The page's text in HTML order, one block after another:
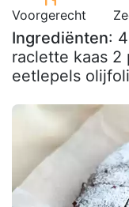
Voorgerecht
Ingrediënten:
raclette kaas 2
eetlepels